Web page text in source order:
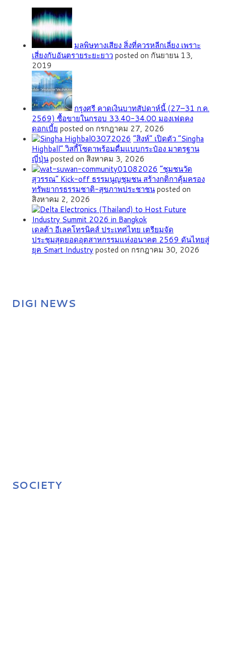
มลพิษทางเสียง สิ่งที่ควรหลีกเลี่ยง เพราะ
เสี่ยงกับอันตรายระยะยาวposted on กันยายน 13,
2019
กรุงศรี คาดเงินบาทสัปดาห์นี้ (27–31 ก.ค.
2569) ซื้อขายในกรอบ 33.40-34.00 มองเฟดคง
ดอกเบี้ย posted on กรกฎาคม 27, 2026
“สิงห์” เปิดตัว “Singha
Highball” วิสกี้โซดาพร้อมดื่มแบบกระป๋อง มาตรฐาน
ญี่ปุ่นposted on สิงหาคม 3, 2026
”ชุมชนวัด
สุวรรณ” Kick-off ธรรมนูญชุมชน สร้างกติกาคุ้มครอง
ทรัพยากรธรรมชาติ-สุขภาพประชาชนposted on
สิงหาคม 2, 2026
เดลต้า อีเลคโทรนิคส์ ประเทศไทย เตรียมจัด
ประชุมสุดยอดอุตสาหกรรมแห่งอนาคต 2569 ดันไทยสู่
ยุค Smart Industryposted on กรกฎาคม 30, 2026
DIGI NEWS
SOCIETY